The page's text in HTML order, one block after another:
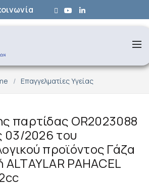
Επαγγελματίες Υγείας
παρτίδας OR2023088
03/2026 του
προϊόντος Γάζα
PAHACEL